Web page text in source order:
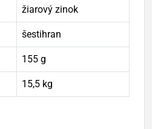
žiarový zinok
šestihran
155 g
15,5 kg